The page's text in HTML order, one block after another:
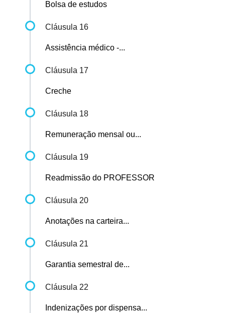
Bolsa de estudos
Cláusula 16
Assistência médico -...
Cláusula 17
Creche
Cláusula 18
Remuneração mensal ou...
Cláusula 19
Readmissão do PROFESSOR
Cláusula 20
Anotações na carteira...
Cláusula 21
Garantia semestral de...
Cláusula 22
Indenizações por dispensa...